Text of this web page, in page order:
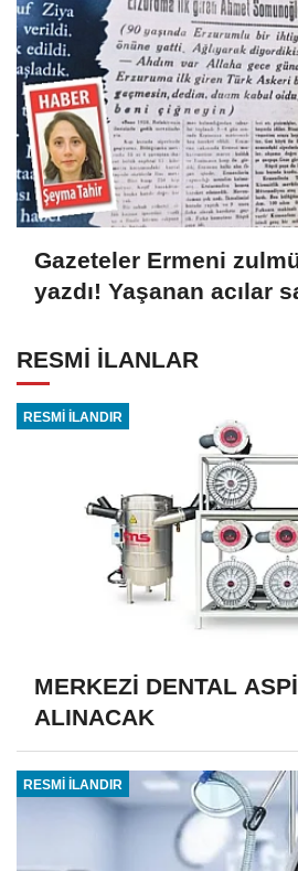
Gazeteler Ermeni
yazdı! Yaşanan acılar
RESMİ İLANLAR
RESMİ İLANDIR
MERKEZİ DENTAL
ALINACAK
RESMİ İLANDIR